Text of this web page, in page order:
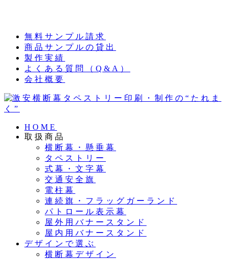
無料サンプル請求
商品サンプルの貸出
製作実績
よくある質問（Q&A）
会社概要
HOME
取扱商品
横断幕・懸垂幕
タペストリー
式幕・文字幕
交通安全旗
電柱幕
連続旗・フラッグガーランド
パトロール表示幕
屋外用バナースタンド
屋内用バナースタンド
デザインで選ぶ
横断幕デザイン